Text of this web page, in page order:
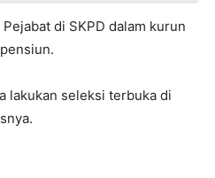
di SKPD dalam kurun
lakukan seleksi terbuka di